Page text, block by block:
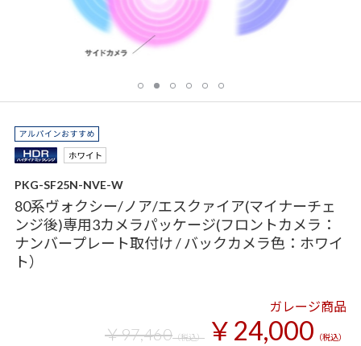
PKG-SF25N-NVE-W
80系ヴォクシー/ノア/エスクァイア(マイナーチェ
ンジ後)専用3カメラパッケージ(フロントカメラ：
ナンバープレート取付け / バックカメラ色：ホワイ
ト）
ガレージ商品
￥97,460（税込） ￥24,000 （税込）